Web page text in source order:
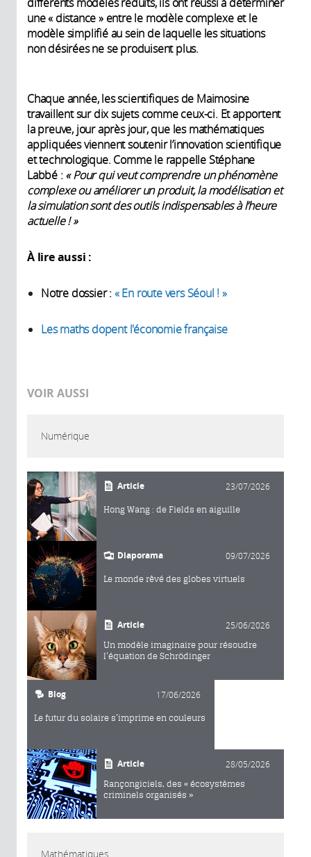
une « distance » entre le modèle complexe et le
modèle simplifié au sein de laquelle les situations
non désirées ne se produisent plus.
Chaque année, les scientifiques de Maimosine
travaillent sur dix sujets comme ceux-ci. Et apportent
la preuve, jour après jour, que les mathématiques
appliquées viennent soutenir l’innovation scientifique
et technologique. Comme le rappelle Stéphane
Labbé : « Pour qui veut comprendre un phénomène
complexe ou améliorer un produit, la modélisation et
la simulation sont des outils indispensables à l’heure
actuelle ! »
À lire aussi :
Notre dossier : « En route vers Séoul ! »
Les maths dopent l'économie française
VOIR AUSSI
Numérique
Article 23/07/2026
Hong Wang : de Fields en aiguille
Diaporama 09/07/2026
Le monde rêvé des globes virtuels
Article 25/06/2026
Un modèle imaginaire pour résoudre
l’équation de Schrödinger
Blog 17/06/2026
Le futur du solaire s’imprime en couleurs
Article 28/05/2026
Rançongiciels, des « écosystèmes
criminels organisés »
Mathématiques